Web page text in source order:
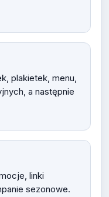
plakietek, menu,
a następnie
linki
sezonowe.